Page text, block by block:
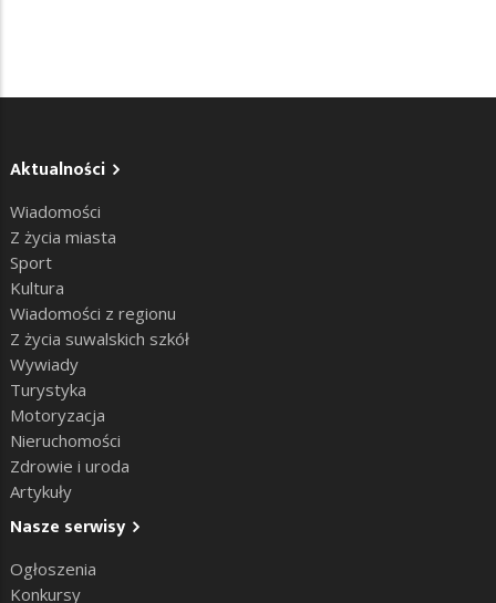
Aktualności
Wiadomości
Z życia miasta
Sport
Kultura
Wiadomości z regionu
Z życia suwalskich szkół
Wywiady
Turystyka
Motoryzacja
Nieruchomości
Zdrowie i uroda
Artykuły
Nasze serwisy
Ogłoszenia
Konkursy